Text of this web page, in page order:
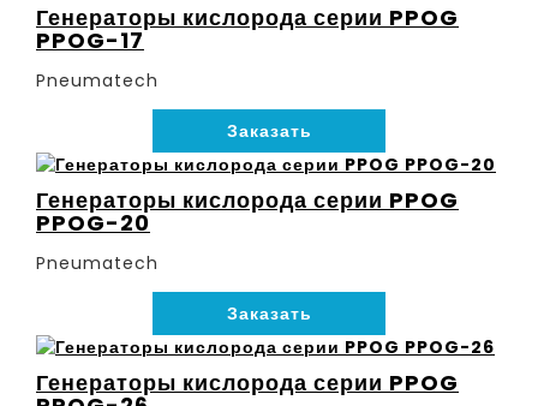
Генераторы кислорода серии PPOG
PPOG-17
Pneumatech
Заказать
Генераторы кислорода серии PPOG
PPOG-20
Pneumatech
Заказать
Генераторы кислорода серии PPOG